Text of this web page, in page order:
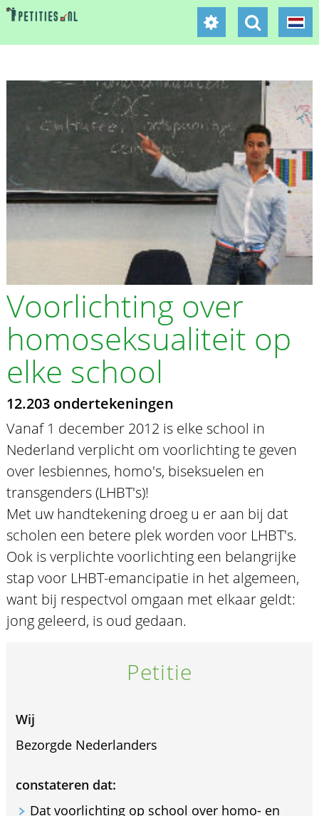
Voorlichting over
homoseksualiteit op
elke school
12.203 ondertekeningen
Vanaf 1 december 2012 is elke school in
Nederland verplicht om voorlichting te geven
over lesbiennes, homo's, biseksuelen en
transgenders (LHBT's)!
Met uw handtekening droeg u er aan bij dat
scholen een betere plek worden voor LHBT's.
Ook is verplichte voorlichting een belangrijke
stap voor LHBT-emancipatie in het algemeen,
want bij respectvol omgaan met elkaar geldt:
jong geleerd, is oud gedaan.
Petitie
Wij
Bezorgde Nederlanders
constateren dat:
Dat voorlichting op school over homo- en